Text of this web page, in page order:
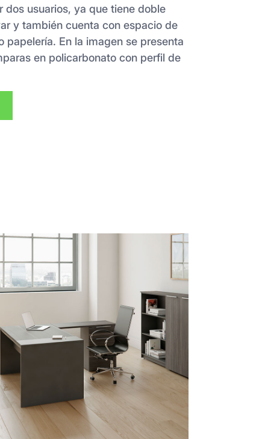
dos usuarios, ya que tiene doble
y también cuenta con espacio de
papelería. En la imagen se presenta
en policarbonato con perfil de